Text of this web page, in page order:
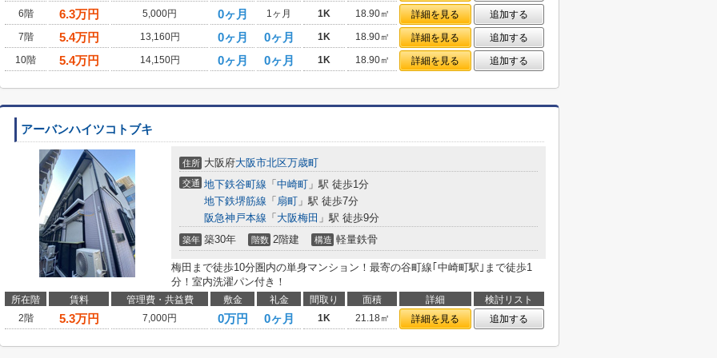
6階 6.3万円 5,000円 0ヶ月 1ヶ月 1K 18.90㎡ 詳細を見る
追加する
7階
5.4万円 13,160円 0ヶ月 0ヶ月 1K 18.90㎡ 詳細を見る
追加する
10階
5.4万円 14,150円 0ヶ月 0ヶ月 1K 18.90㎡ 詳細を見る 追加する
アーバンハイツコトブキ
住所 大阪府大阪市北区万歳町
交通 地下鉄谷町線 「 中崎町 」駅 徒歩1分
地下鉄堺筋線 「 扇町 」駅 徒歩7分
阪急神戸本線 「 大阪梅田 」駅 徒歩9分
築年 築30年 階数 2階建 構造 軽量鉄骨
梅田まで徒歩10分圏内の単身マンション！最寄の谷町線｢中崎町駅｣まで徒歩1
分！室内洗濯パン付き！
所在階 賃料 管理費・共益費 敷金 礼金 間取り 面積 詳細
検討リスト
2階
5.3万円 7,000円 0万円 0ヶ月 1K 21.18㎡ 詳細を見る 追加する